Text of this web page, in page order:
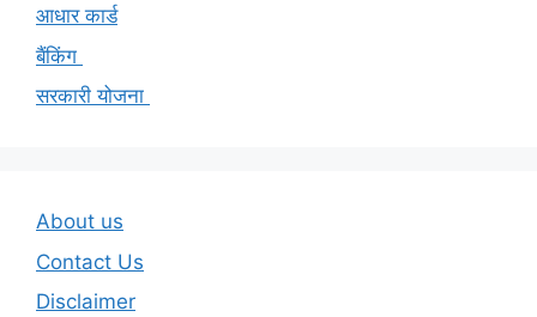
आधार कार्ड
बैंकिंग
सरकारी योजना
About us
Contact Us
Disclaimer